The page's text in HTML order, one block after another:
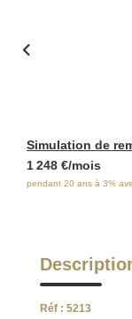
NOS
Simulation de
1 248 €/mois
pendant 20 ans à 3%
Réf : 5213